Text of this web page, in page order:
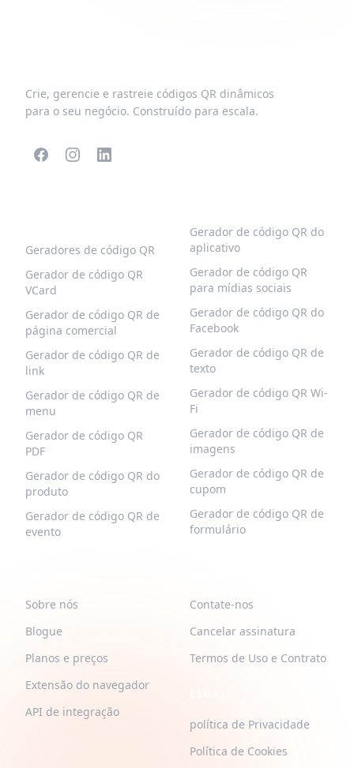
Crie, gerencie e rastreie códigos QR dinâmicos
para o seu negócio. Construído para escala.
Geradores de código QR
Gerador de código QR
VCard
Gerador de código QR de
página comercial
Gerador de código QR de
link
Gerador de código QR de
menu
Gerador de código QR
PDF
Gerador de código QR do
produto
Gerador de código QR de
evento
Gerador de código QR do
aplicativo
Gerador de código QR
para mídias sociais
Gerador de código QR do
Facebook
Gerador de código QR de
texto
Gerador de código QR Wi-
Fi
Gerador de código QR de
imagens
Gerador de código QR de
cupom
Gerador de código QR de
formulário
Sobre nós
Blogue
Planos e preços
Extensão do navegador
API de integração
Contate-nos
Cancelar assinatura
Termos de Uso e Contrato
política de Privacidade
Política de Cookies